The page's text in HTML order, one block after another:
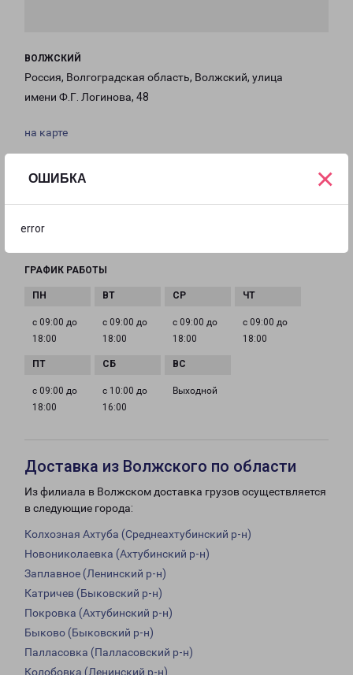
ОШИБКА
error
×
ВОЛЖСКИЙ
Россия, Волгоградская область, Волжский, улица
имени Ф.Г. Логинова, 48
на карте
+7(8443) 201-630
volzhskij@pecom.ru
ГРАФИК РАБОТЫ
с 09:00 до
18:00
с 09:00 до
18:00
с 09:00 до
18:00
с 09:00 до
18:00
с 09:00 до
18:00
с 10:00 до
16:00
Выходной
Доставка из Волжского по области
Из филиала в Волжском доставка грузов осуществляется
в следующие города:
Колхозная Ахтуба (Среднеахтубинский р-н)
Новониколаевка (Ахтубинский р-н)
Заплавное (Ленинский р-н)
Катричев (Быковский р-н)
Покровка (Ахтубинский р-н)
Быково (Быковский р-н)
Палласовка (Палласовский р-н)
Колобовка (Ленинский р-н)